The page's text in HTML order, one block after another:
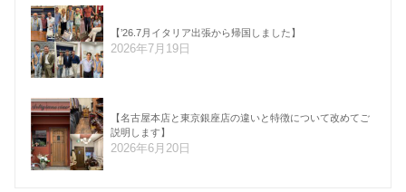
【’26.7月イタリア出張から帰国しました】
2026年7月19日
【名古屋本店と東京銀座店の違いと特徴について改めてご
説明します】
2026年6月20日